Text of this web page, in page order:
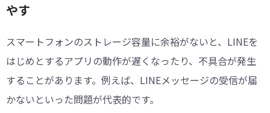
やす
スマートフォンのストレージ容量に余裕がないと、LINEを
はじめとするアプリの動作が遅くなったり、不具合が発生
することがあります。例えば、LINEメッセージの受信が届
かないといった問題が代表的です。